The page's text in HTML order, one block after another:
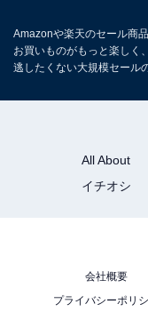
Amazonや楽天のセール商
お買いものがもっと楽しく
逃したくない大規模セール
All About
イチオシ
会社概要
プライバシーポリ